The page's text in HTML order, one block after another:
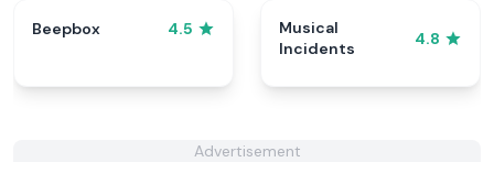
Beepbox 4.5
Musical
Incidents
4.8
Advertisement